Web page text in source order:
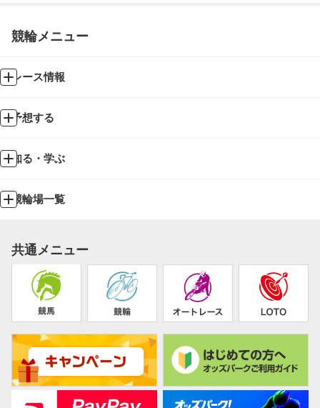
競輪メニュー
レース情報
予想する
知る・学ぶ
競輪場一覧
共通メニュー